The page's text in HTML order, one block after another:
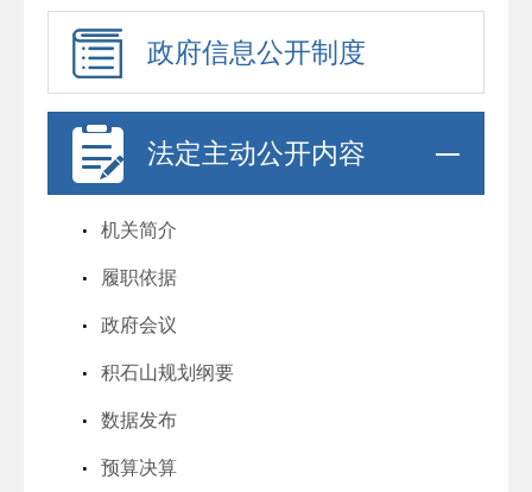
政府信息公开制度
法定主动公开内容
机关简介
履职依据
政府会议
积石山规划纲要
数据发布
预算决算